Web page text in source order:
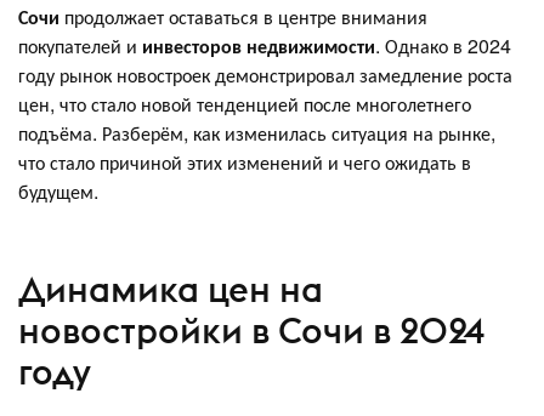
Сочи продолжает оставаться в центре внимания
покупателей и инвесторов недвижимости. Однако в 2024
году рынок новостроек демонстрировал замедление роста
цен, что стало новой тенденцией после многолетнего
подъёма. Разберём, как изменилась ситуация на рынке,
что стало причиной этих изменений и чего ожидать в
будущем.
Динамика цен на
новостройки в Сочи в 2024
году